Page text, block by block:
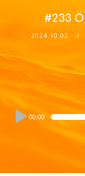
#233
2024.10.02.
Audio
Player
00:00